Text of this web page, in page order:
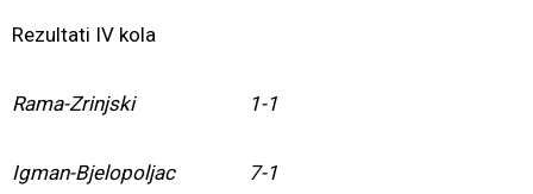
Rezultati IV kola
Rama-Zrinjski 1-1
Igman-Bjelopoljac 7-1